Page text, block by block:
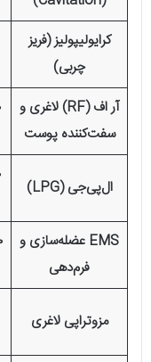
کرایولیپولیز (فریز
چربی)
آر اف (RF) لاغری و
سفت‌کننده پوست
ال‌پی‌جی (LPG)
EMS عضله‌سازی و
فرم‌دهی
مزوتراپی لاغری